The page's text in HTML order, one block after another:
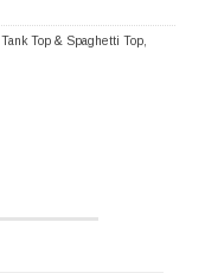
Tank Top & Spaghetti Top